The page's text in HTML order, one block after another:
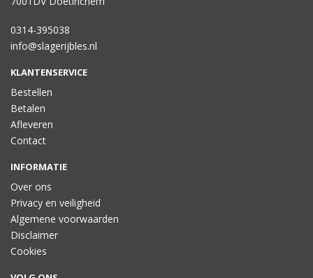
0314-395038
info@slagerijbles.nl
KLANTENSERVICE
Bestellen
Betalen
Afleveren
Contact
INFORMATIE
Over ons
Privacy en veiligheid
Algemene voorwaarden
Disclaimer
Cookies